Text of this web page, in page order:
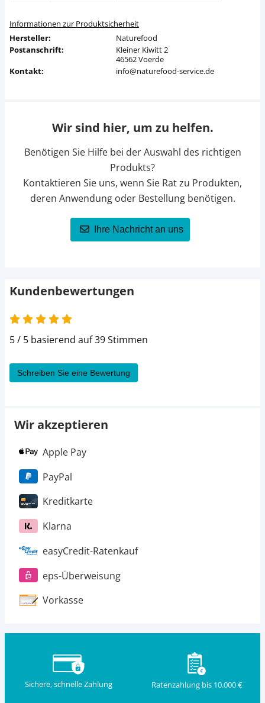
Informationen zur Produktsicherheit
Hersteller:
Naturefood
Postanschrift:
Kleiner Kiwitt 2
46562 Voerde
Kontakt:
info@naturefood-service.de
Wir sind hier, um zu helfen.
Benötigen Sie Hilfe bei der Auswahl des richtigen
Produkts?
Kontaktieren Sie uns, wenn Sie Rat zu Produkten,
deren Anwendung oder Bestellung benötigen.
Ihre Nachricht an uns
Kundenbewertungen
5 von 5
5 / 5 basierend auf 39 Stimmen
Schreiben Sie eine Bewertung
Wir akzeptieren
Apple Pay
PayPal
Kreditkarte
Klarna
easyCredit-Ratenkauf
eps-Überweisung
Vorkasse
Sichere, schnelle Zahlung Ratenzahlung bis 10.000 €